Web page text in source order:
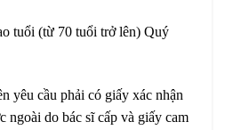
tuổi (từ 70 tuổi trở lên) Quý
yêu cầu phải có giấy xác nhận
ngoài do bác sĩ cấp và giấy cam